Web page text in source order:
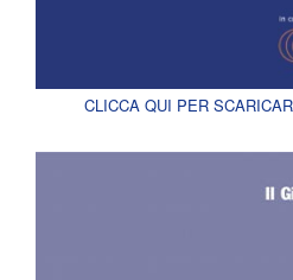
CLICCA QUI PER